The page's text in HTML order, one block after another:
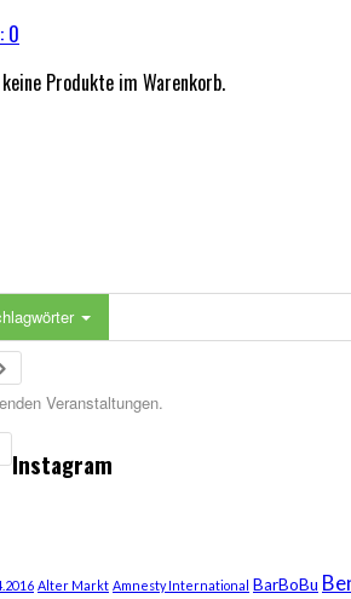
0
Produkte im Warenkorb.
Veranstaltungen.
Instagram
Alter Markt Amnesty International BarBoBu